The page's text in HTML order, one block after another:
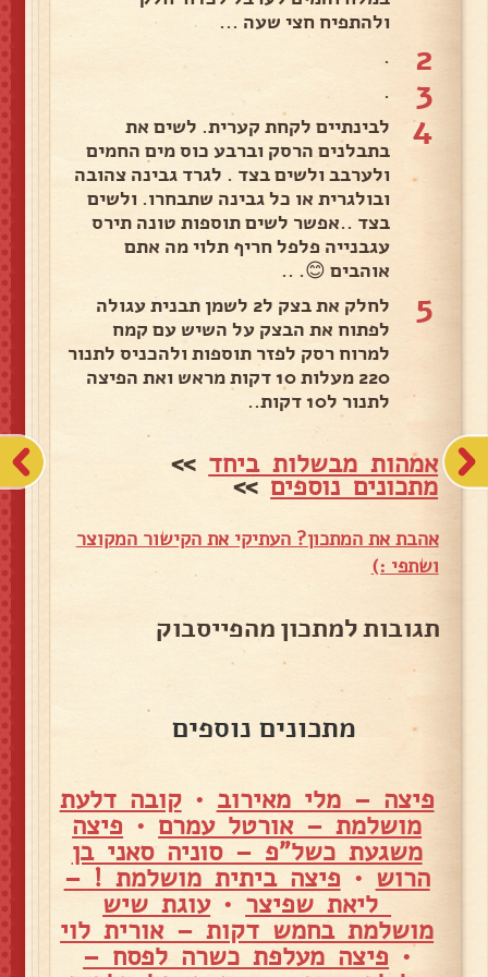
ולהתפיח חצי שעה ...
2
.
3
.
4
לבינתיים לקחת קערית. לשים את
בתבלנים הרסק וברבע כוס מים החמים
ולערבב ולשים בצד . לגרד גבינה צהובה
ובולגרית או כל גבינה שתבחרו. ולשים
בצד ..אפשר לשים תוספות טונה תירס
עגבנייה פלפל חריף תלוי מה אתם
אוהבים 😊. ..
5
לחלק את בצק ל2 לשמן תבנית עגולה
לפתוח את הבצק על השיש עם קמח
למרוח רסק לפזר תוספות ולהכניס לתנור
220 מעלות 10 דקות מראש ואת הפיצה
לתנור ל10 דקות..
אמהות מבשלות ביחד >>
מתכונים נוספים>>
אהבת את המתכון? העתיקי את הקישור המקוצר
ושתפי :)
תגובות למתכון מהפייסבוק
מתכונים נוספים
פיצה – מלי מאירוב •קובה דלעת
מושלמת – אורטל עמרם • פיצה
משגעת כשל"פ – סוניה סאני בן
הרוש • פיצה ביתית מושלמת ! –
ליאת שפיצר •עוגת שיש
מושלמת בחמש דקות – אורית לוי
• פיצה מעלפת כשרה לפסח –